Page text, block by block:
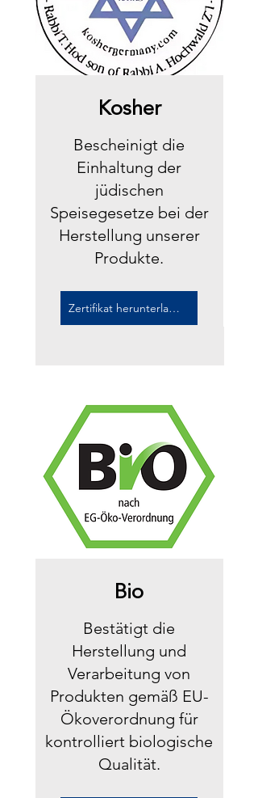
Kosher
Bescheinigt die
Einhaltung der
jüdischen
Speisegesetze bei der
Herstellung unserer
Produkte.
Zertifikat herunterladen
Bio
Bestätigt die
Herstellung und
Verarbeitung von
Produkten gemäß EU-
Ökoverordnung für
kontrolliert biologische
Qualität.